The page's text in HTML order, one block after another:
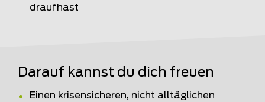
draufhast
Darauf kannst du dich freuen
Einen krisensicheren, nicht alltäglichen